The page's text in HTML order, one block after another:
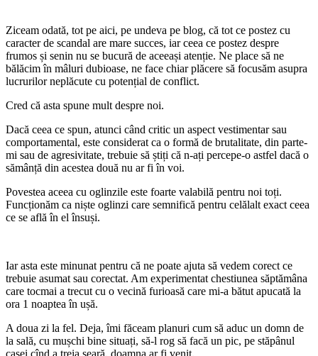
Ziceam odată, tot pe aici, pe undeva pe blog, că tot ce postez cu
caracter de scandal are mare succes, iar ceea ce postez despre
frumos și senin nu se bucură de aceeași atenție. Ne place să ne
bălăcim în mâluri dubioase, ne face chiar plăcere să focusăm asupra
lucrurilor neplăcute cu potențial de conflict.
Cred că asta spune mult despre noi.
Dacă ceea ce spun, atunci când critic un aspect vestimentar sau
comportamental, este considerat ca o formă de brutalitate, din parte-
mi sau de agresivitate, trebuie să știți că n-ați percepe-o astfel dacă o
sămânță din acestea două nu ar fi în voi.
Povestea aceea cu oglinzile este foarte valabilă pentru noi toți.
Funcționăm ca niște oglinzi care semnifică pentru celălalt exact ceea
ce se află în el însuși.
Iar asta este minunat pentru că ne poate ajuta să vedem corect ce
trebuie asumat sau corectat. Am experimentat chestiunea săptămâna
care tocmai a trecut cu o vecină furioasă care mi-a bătut apucată la
ora 1 noaptea în ușă.
A doua zi la fel. Deja, îmi făceam planuri cum să aduc un domn de
la sală, cu mușchi bine situați, să-l rog să facă un pic, pe stăpânul
casei cînd a treia seară, doamna ar fi venit.